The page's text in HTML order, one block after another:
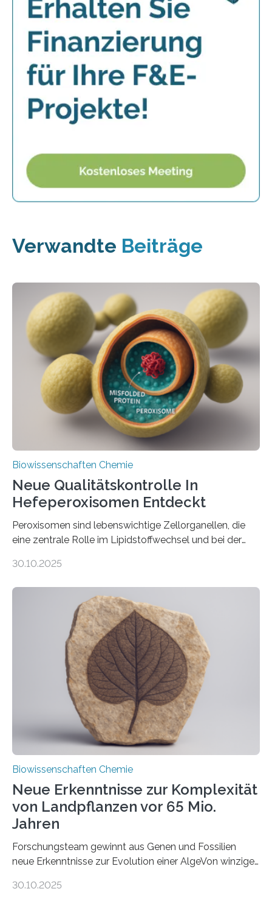
Verwandte Beiträge
Biowissenschaften Chemie
Neue Qualitätskontrolle In
Hefeperoxisomen Entdeckt
Peroxisomen sind lebenswichtige Zellorganellen, die
eine zentrale Rolle im Lipidstoffwechsel und bei der
erfüllen können, müssen zahlreiche Enzyme präzise in
der Ruhr-Universität Bochum um Prof. Dr. Ralf Erdmann
und Dr. Ismaila Francis Yusuf hat nun einen bislang
unbekannten Qualitätskontrollmechanismus des
peroxisomalen Proteintransports in der Bäckerhefe
Saccharomyces cerevisiae entdeckt, der für die
Funktionsfähigkeit der Organellen entscheidend ist. Die
Studie wurde am 28. Oktober 2025 in der
Fachzeitschrift…
30.10.2025
Biowissenschaften Chemie
Neue Erkenntnisse zur Komplexität
von Landpflanzen vor 65 Mio.
Jahren
Forschungsteam gewinnt aus Genen und Fossilien
neue Erkenntnisse zur Evolution einer AlgeVon winzigen
Landpflanzen zählen zu den komplexesten
30.10.2025